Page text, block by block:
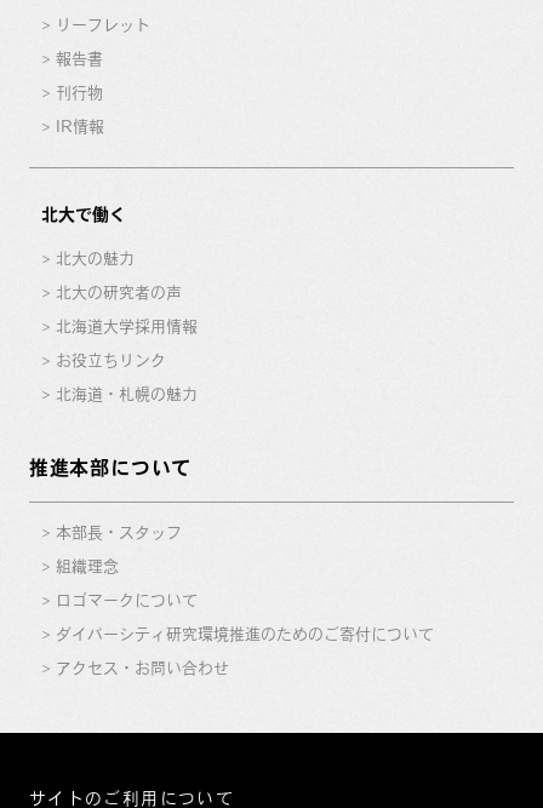
リーフレット
報告書
刊行物
IR情報
北大で働く
北大の魅力
北大の研究者の声
北海道大学採用情報
お役立ちリンク
北海道・札幌の魅力
推進本部について
本部長・スタッフ
組織理念
ロゴマークについて
ダイバーシティ研究環境推進のためのご寄付について
アクセス・お問い合わせ
サイトのご利用について